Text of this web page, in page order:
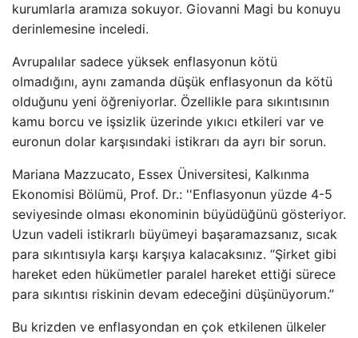
kurumlarla aramıza sokuyor. Giovanni Magi bu konuyu
derinlemesine inceledi.
Avrupalılar sadece yüksek enflasyonun kötü
olmadığını, aynı zamanda düşük enflasyonun da kötü
olduğunu yeni öğreniyorlar. Özellikle para sıkıntısının
kamu borcu ve işsizlik üzerinde yıkıcı etkileri var ve
euronun dolar karşısındaki istikrarı da ayrı bir sorun.
Mariana Mazzucato, Essex Üniversitesi, Kalkınma
Ekonomisi Bölümü, Prof. Dr.: ''Enflasyonun yüzde 4-5
seviyesinde olması ekonominin büyüdüğünü gösteriyor.
Uzun vadeli istikrarlı büyümeyi başaramazsanız, sıcak
para sıkıntısıyla karşı karşıya kalacaksınız. “Şirket gibi
hareket eden hükümetler paralel hareket ettiği sürece
para sıkıntısı riskinin devam edeceğini düşünüyorum.”
Bu krizden ve enflasyondan en çok etkilenen ülkeler